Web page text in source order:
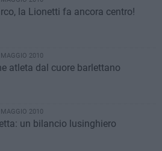
la Lionetti fa ancora centro!
2010
atleta dal cuore barlettano
2010
un bilancio lusinghiero